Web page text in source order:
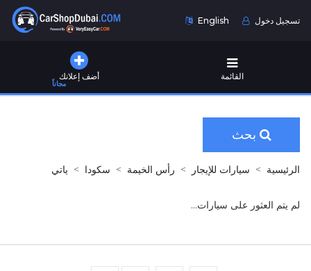
English تسجيل دخول
أضف إعلانك
مجاناً
القائمة
بحث
الرئيسية سيارات للإيجار رأس الخيمة سكودا ياتي
لم يتم العثور على سيارات...